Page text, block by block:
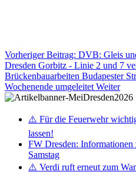
Vorheriger Beitrag: DVB: Gleis
Dresden Gorbitz - Linie 2 und 7
Brückenbauarbeiten Budapester
Wochenende umgeleitet Weiter
⚠️ Für die Feuerwehr
lassen!
FW Dresden: Informationen
Samstag
⚠️ Verdi ruft erneut zum